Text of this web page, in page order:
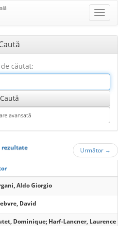
căutat:
rezultate Următor →
Aldo Giorgio
David
Dominique; Harf-Lancner, Laurence